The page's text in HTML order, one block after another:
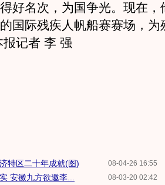
好名次，为国争光。现在，
国际残疾人帆船赛赛场，为
记者 李 强
08-04-26 16:55
特区二十年成就(图)
08-03-20 02:42
安徽九方欲邀李...